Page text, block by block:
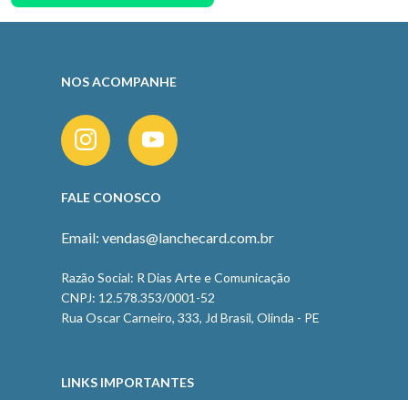
NOS ACOMPANHE
FALE CONOSCO
Email: vendas@lanchecard.com.br
Razão Social: R Dias Arte e Comunicação
CNPJ: 12.578.353/0001-52
Rua Oscar Carneiro, 333, Jd Brasil, Olinda - PE
LINKS IMPORTANTES